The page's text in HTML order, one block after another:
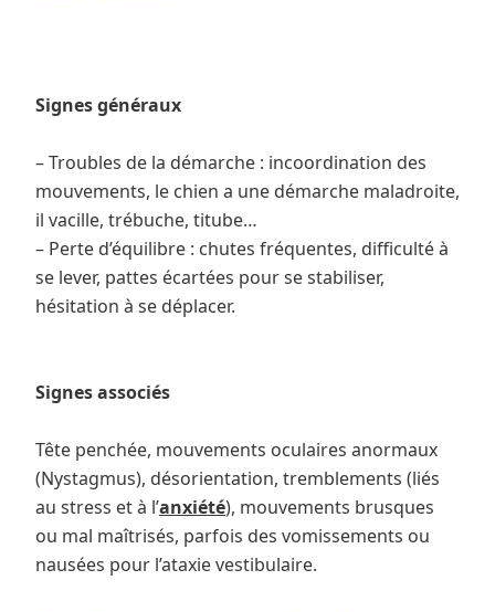
Signes généraux
– Troubles de la démarche : incoordination des
mouvements, le chien a une démarche maladroite,
il vacille, trébuche, titube…
– Perte d’équilibre : chutes fréquentes, difficulté à
se lever, pattes écartées pour se stabiliser,
hésitation à se déplacer.
Signes associés
Tête penchée, mouvements oculaires anormaux
(Nystagmus), désorientation, tremblements (liés
au stress et à l’anxiété), mouvements brusques
ou mal maîtrisés, parfois des vomissements ou
nausées pour l’ataxie vestibulaire.